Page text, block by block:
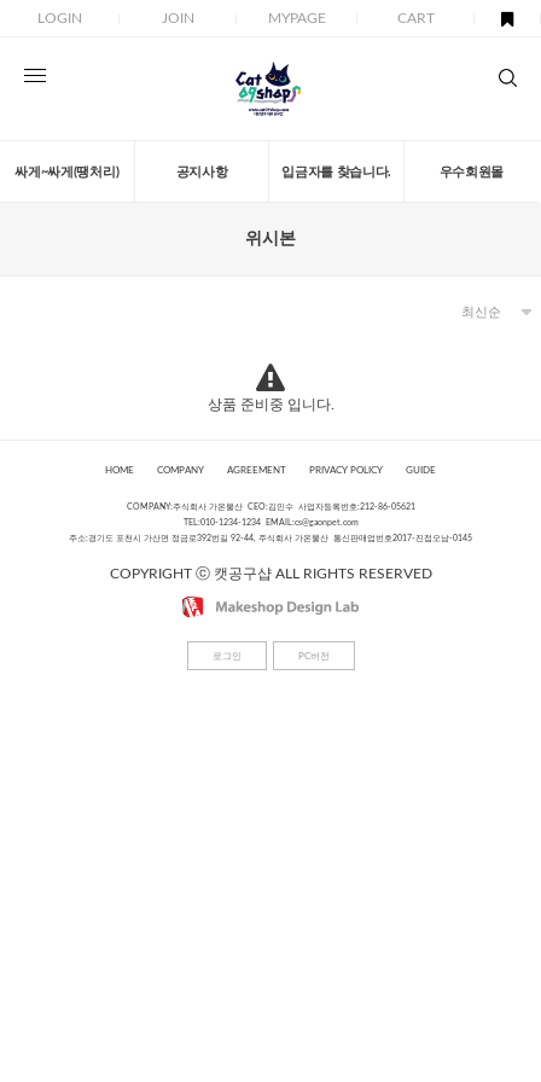
LOGIN JOIN MYPAGE CART
싸게~싸게(땡처리) 공지사항 입금자를 찾습니다. 우수회원몰
위시본
상품 준비중 입니다.
HOME COMPANY AGREEMENT PRIVACY POLICY GUIDE
COMPANY:주식회사 가온물산 CEO:김민수 사업자등록번호:212-86-05621
TEL:010-1234-1234 EMAIL:cs@gaonpet.com
주소:경기도 포천시 가산면 정금로392번길 92-44, 주식회사 가온물산 통신판매업번호2017-진접오남-0145
COPYRIGHT ⓒ 캣공구샵 ALL RIGHTS RESERVED
로그인 PC버전